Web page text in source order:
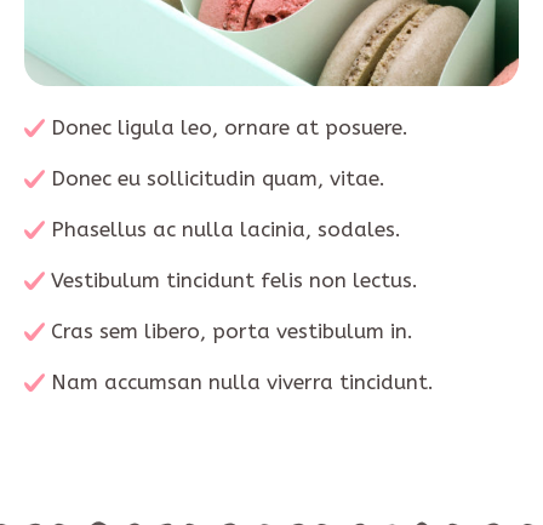
Donec ligula leo, ornare at posuere.
Donec eu sollicitudin quam, vitae.
Phasellus ac nulla lacinia, sodales.
Vestibulum tincidunt felis non lectus.
Cras sem libero, porta vestibulum in.
Nam accumsan nulla viverra tincidunt.